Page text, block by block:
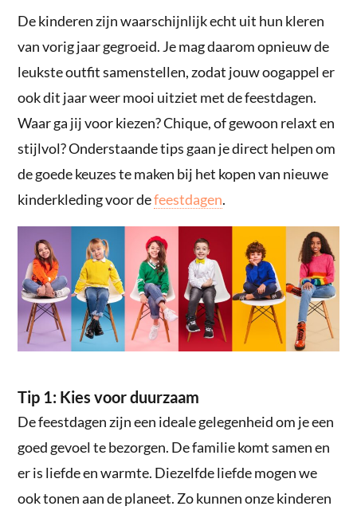
De kinderen zijn waarschijnlijk echt uit hun kleren
van vorig jaar gegroeid. Je mag daarom opnieuw de
leukste outfit samenstellen, zodat jouw oogappel er
ook dit jaar weer mooi uitziet met de feestdagen.
Waar ga jij voor kiezen? Chique, of gewoon relaxt en
stijlvol? Onderstaande tips gaan je direct helpen om
de goede keuzes te maken bij het kopen van nieuwe
kinderkleding voor defeestdagen.
Tip 1: Kies voor duurzaam
De feestdagen zijn een ideale gelegenheid om je een
goed gevoel te bezorgen. De familie komt samen en
er is liefde en warmte. Diezelfde liefde mogen we
ook tonen aan de planeet. Zo kunnen onze kinderen